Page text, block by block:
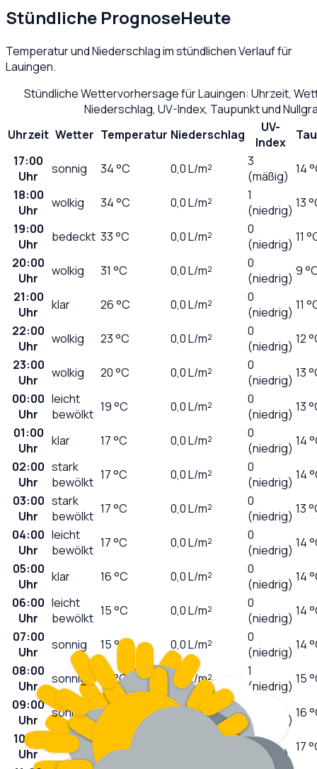
Stündliche PrognoseHeute
Temperatur und Niederschlag im stündlichen Verlauf für
Lauingen.
Stündliche Wettervorhersage fürLauingen: Uhrzeit,
Niederschlag, UV-Index, Taupunkt und
Uhrzeit Wetter Temperatur Niederschlag
UV-
Index
17:00
Uhr
sonnig 34°C 0,0L/m²
3
(mäßig) 14
18:00
Uhr
wolkig 34°C 0,0L/m²
1
(niedrig) 13
19:00
Uhr
bedeckt 33°C 0,0L/m²
0
(niedrig) 11
20:00
Uhr
wolkig 31 °C 0,0L/m²
0
(niedrig) 9
21:00
Uhr
klar 26°C 0,0L/m²
0
(niedrig) 11
22:00
Uhr
wolkig 23°C 0,0L/m²
0
(niedrig) 12
23:00
Uhr
wolkig 20°C 0,0L/m²
0
(niedrig) 13
00:00
Uhr
leicht
bewölkt 19°C 0,0L/m²
0
(niedrig) 13
01:00
Uhr
klar 17°C 0,0L/m²
0
(niedrig) 14
02:00
Uhr
stark
bewölkt 17°C 0,0L/m²
0
(niedrig) 14
03:00
Uhr
stark
bewölkt 17°C 0,0L/m²
0
(niedrig) 13
04:00
Uhr
leicht
bewölkt 17°C 0,0L/m²
0
(niedrig) 14
05:00
Uhr
klar 16°C 0,0L/m²
0
(niedrig) 14
06:00
Uhr
leicht
bewölkt 15°C 0,0L/m²
0
(niedrig) 14
07:00
Uhr
sonnig 15°C 0,0L/m²
0
(niedrig) 14
08:00
Uhr
sonnig °C 0,0 L/m²
1
(niedrig) 15
09:00
Uhr
sonnig 22 L/m²
(niedrig) 16
10:00
Uhr
sonnig °C
3
(mäßig) 17